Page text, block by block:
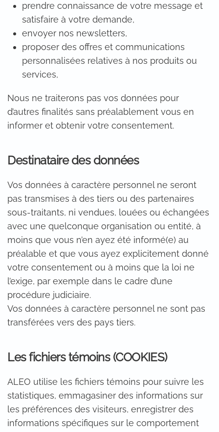
prendre connaissance de votre message et
satisfaire à votre demande,
envoyer nos newsletters,
proposer des offres et communications
personnalisées relatives à nos produits ou
services,
Nous ne traiterons pas vos données pour
d’autres finalités sans préalablement vous en
informer et obtenir votre consentement.
Destinataire des données
Vos données à caractère personnel ne seront
pas transmises à des tiers ou des partenaires
sous-traitants, ni vendues, louées ou échangées
avec une quelconque organisation ou entité, à
moins que vous n’en ayez été informé(e) au
préalable et que vous ayez explicitement donné
votre consentement ou à moins que la loi ne
l’exige, par exemple dans le cadre d’une
procédure judiciaire.
Vos données à caractère personnel ne sont pas
transférées vers des pays tiers.
Les fichiers témoins (COOKIES)
ALEO utilise les fichiers témoins pour suivre les
statistiques, emmagasiner des informations sur
les préférences des visiteurs, enregistrer des
informations spécifiques sur le comportement